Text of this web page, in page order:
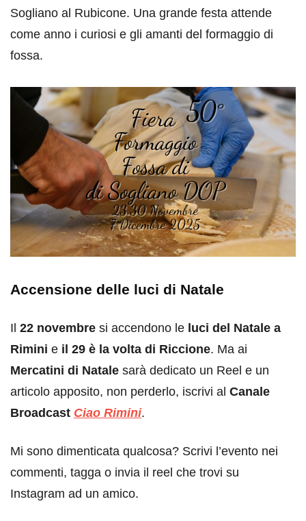
Sogliano al Rubicone. Una grande festa attende
come anno i curiosi e gli amanti del formaggio di
fossa.
Accensione delle luci di Natale
Il 22 novembre si accendono le luci del Natale a
Rimini e il 29 è la volta di Riccione. Ma ai
Mercatini di Natale sarà dedicato un Reel e un
articolo apposito, non perderlo, iscrivi al Canale
Broadcast Ciao Rimini.
Mi sono dimenticata qualcosa? Scrivi l’evento nei
commenti, tagga o invia il reel che trovi su
Instagram ad un amico.